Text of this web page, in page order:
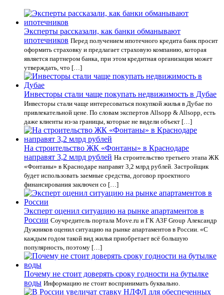
Эксперты рассказали, как банки обманывают
ипотечников Перед получением ипотечного кредита банк просит
оформить страховку и предлагает страховую компанию, которая
является партнером банка, при этом кредитная организация может
утверждать, что […]
Инвесторы стали чаще покупать недвижимость в Дубае
Инвесторы стали чаще интересоваться покупкой жилья в Дубае по
привлекательной цене. По словам экспертов Allsopp & Allsopp, есть
даже клиенты из-за границы, которые не видели объект […]
На строительство ЖК «Фонтаны» в Краснодаре
направят 3,2 млрд рублей На строительство третьего этапа ЖК
«Фонтаны» в Краснодаре направят 3,2 млрд рублей. Застройщик
будет использовать заемные средства, договор проектного
финансирования заключен со […]
Эксперт оценил ситуацию на рынке апартаментов в
России Соучредитель портала Move.ru и ГК A3F Group Александр
Дужников оценил ситуацию на рынке апартаментов в России. «С
каждым годом такой вид жилья приобретает всё большую
популярность, поэтому […]
Почему не стоит доверять сроку годности на бутылке
воды Информацию не стоит воспринимать буквально.